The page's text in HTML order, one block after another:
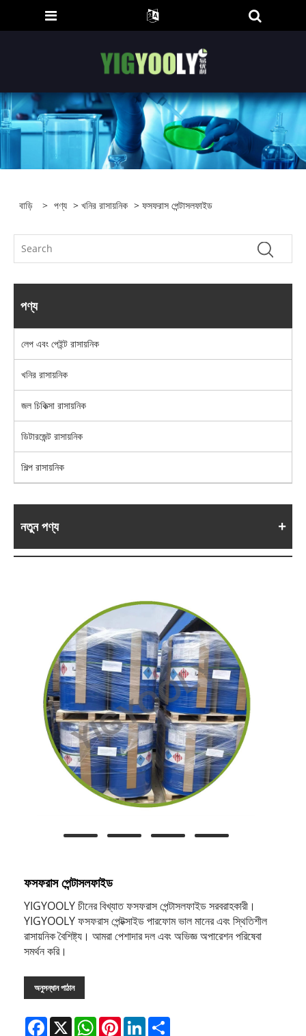
বাড়ি > পণ্য >খনির রাসায়নিক > ফসফরাস পেন্টাসলফাইড
পণ্য
লেপ এবং পেইন্ট রাসায়নিক
খনির রাসায়নিক
জল চিকিত্সা রাসায়নিক
ডিটারজেন্ট রাসায়নিক
শিল্প রাসায়নিক
নতুন পণ্য
ফসফরাস পেন্টাসলফাইড
YIGYOOLY চীনের বিখ্যাত ফসফরাস পেন্টাসলফাইড সরবরাহকারী।
YIGYOOLY ফসফরাস পেন্টক্সাইড পারফোম ভাল মানের এবং স্থিতিশীল
রাসায়নিক বৈশিষ্ট্য। আমরা পেশাদার দল এবং অভিজ্ঞ অপারেশন পরিষেবা
সমর্থন করি।
অনুসন্ধান পাঠান
Facebook
X WhatsAppPinterestLinkedIn